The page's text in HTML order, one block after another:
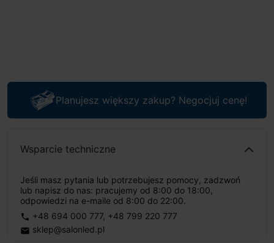
Planujesz większy zakup? Negocjuj cenę!
Wsparcie techniczne
Jeśli masz pytania lub potrzebujesz pomocy, zadzwoń
lub napisz do nas: pracujemy od 8:00 do 18:00,
odpowiedzi na e-maile od 8:00 do 22:00.
phone +48 694 000 777, +48 799 220 777
email sklep@salonled.pl